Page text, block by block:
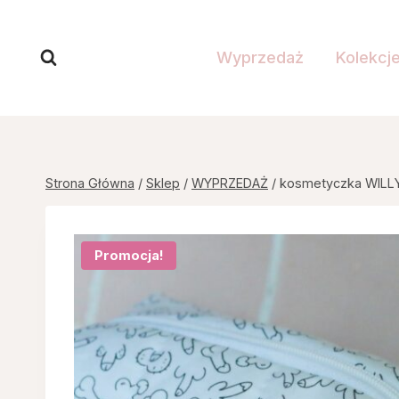
Wyprzedaż Kolekcje
Strona Główna / Sklep / WYPRZEDAŻ / kosmetyczka
Promocja!